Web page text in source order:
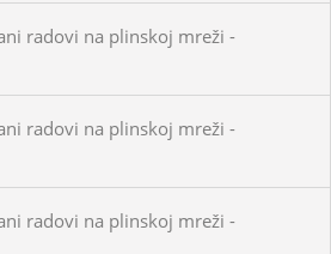
radovi na plinskoj mreži -
radovi na plinskoj mreži -
radovi na plinskoj mreži -